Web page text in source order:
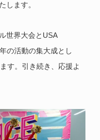
します。
世界大会とUSA
の活動の集大成とし
す。引き続き、応援よ